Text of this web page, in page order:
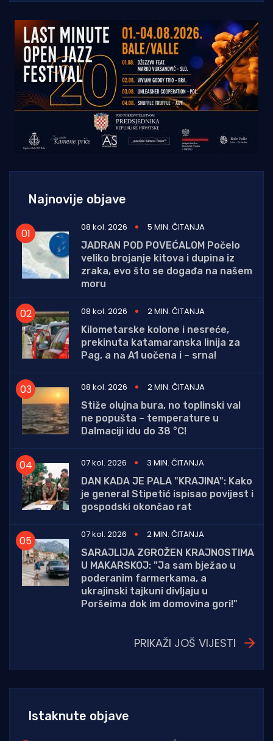
Najnovije objave
08 kol. 2026
5 MIN. ČITANJA
JADRAN POD POVEĆALOM Počelo
veliko brojanje kitova i dupina iz
zraka, evo što se događa na našem
moru
08 kol. 2026
2 MIN. ČITANJA
Kilometarske kolone i nesreće,
prekinuta katamaranska linija za
Pag, a na A1 uočena i – srna!
08 kol. 2026
2 MIN. ČITANJA
Stiže olujna bura, no toplinski val
ne popušta – temperature u
Dalmaciji idu do 38 °C!
07 kol. 2026
3 MIN. ČITANJA
DAN KADA JE PALA "KRAJINA": Kako
je general Stipetić ispisao povijest i
gospodski okončao rat
07 kol. 2026
2 MIN. ČITANJA
SARAJLIJA ZGROŽEN KRAJNOSTIMA
U MAKARSKOJ: "Ja sam bježao u
poderanim farmerkama, a
ukrajinski tajkuni divljaju u
Poršeima dok im domovina gori!"
PRIKAŽI JOŠ VIJESTI
Istaknute objave